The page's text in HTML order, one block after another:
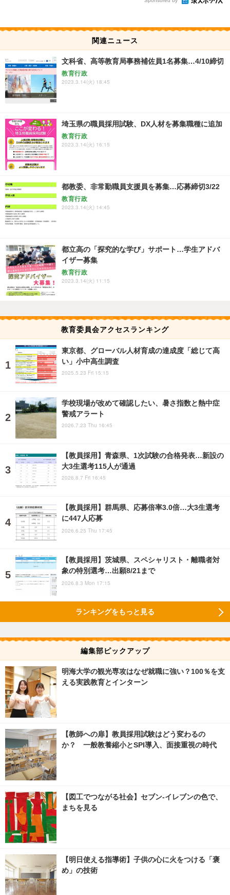
関連ニュース
文科省、高等教育局事務補佐員1名募集…4/10締切
教育行政
2023.3.14(火) 18:45
埼玉県の職員採用試験、DX人材を募集職種に追加
教育行政
2023.3.14(火) 16:15
都教委、非常勤職員支援員を募集…応募締切3/22
教育行政
2023.3.14(火) 14:45
都立高の「探究的な学び」サポート…学生アドバ
イザー募集
教育行政
2023.3.14(火) 11:15
教育委員会アクセスランキング
東京都、グローバル人材育成の達成度「総じて高
い」小中高生調査
2025.5.23 Fri 15:15
学校現場が改めて確認したい、暑さ指数と熱中症
警戒アラート
2026.7.23 Thu 16:45
【教員採用】青森県、1次試験の合格発表…新設の
大3生選考115人が通過
2026.8.7 Fri 16:45
【教員採用】群馬県、応募倍率3.0倍…大3生選考
に447人応募
2026.6.25 Thu 17:45
【教員採用】茨城県、スペシャリスト・離職者対
象の特別選考…出願8/21まで
2026.8.3 Mon 17:15
ランキングをもっと見る
編集部ピックアップ
明海大学の観光専攻はなぜ就職に強い？100％を支
える実践教育とインターン
【教師への扉】教員採用試験はどう変わるの
か？ 一般教養縮小とSPI導入、面接重視の時代
【図工でつながる社会】セブン‐イレブンの色で、
まちを見る
【明日使える指導術】子供の心に火をつける「褒
め」の技術